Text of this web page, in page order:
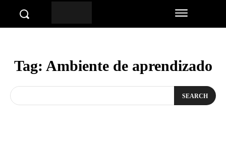
Tag: Ambiente de aprendizado
SEARCH